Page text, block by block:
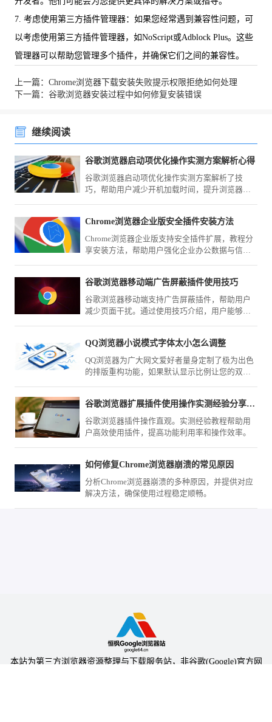
7. 考虑使用第三方插件管理器：如果您经常遇到兼容性问题，可
以考虑使用第三方插件管理器，如NoScript或Adblock Plus。这些
管理器可以帮助您管理多个插件，并确保它们之间的兼容性。
上一篇：Chrome浏览器下载安装失败提示权限拒绝如何处理
下一篇：谷歌浏览器安装过程中如何修复安装错误
继续阅读
谷歌浏览器启动项优化操作实测方案解析心得
谷歌浏览器启动项优化操作实测方案解析了技
巧，帮助用户减少开机加载时间，提升浏览器运
Chrome浏览器企业版安全插件安装方法
Chrome浏览器企业版支持安全插件扩展，教程分
享安装方法，帮助用户强化企业办公数据与信息
谷歌浏览器移动端广告屏蔽插件使用技巧
谷歌浏览器移动端支持广告屏蔽插件，帮助用户
减少页面干扰。通过使用技巧介绍，用户能够学
QQ浏览器小说模式字体太小怎么调整
QQ浏览器为广大网文爱好者量身定制了极为出色
的排版重构功能，如果默认显示比例让您的双眼
最舒适的尺寸，尽享纯粹阅读。
谷歌浏览器扩展插件使用操作实测经验分享教程
谷歌浏览器插件操作直观。实测经验教程帮助用
户高效使用插件，提高功能利用率和操作效率。
如何修复Chrome浏览器崩溃的常见原因
分析Chrome浏览器崩溃的多种原因，并提供对应
解决方法，确保使用过程稳定顺畅。
本站为第三方浏览器资源整理与下载服务站，非谷歌(Google)官方网